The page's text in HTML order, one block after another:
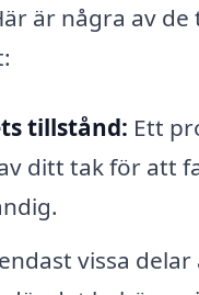
är några av
tillstånd: Ett
ditt tak för att
vissa